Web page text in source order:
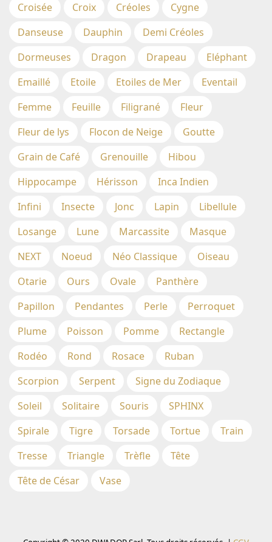
Croisée
Croix Créoles
Cygne
Danseuse
Dauphin
Demi Créoles
Dormeuses
Dragon Drapeau
Eléphant
Emaillé
Etoile Etoiles de Mer
Eventail
Femme
Feuille Filigrané
Fleur
Fleur de lys
Flocon de Neige
Goutte
Grain de Café
Grenouille
Hibou
Hippocampe
Hérisson
Inca Indien
Infini
Insecte Jonc Lapin
Libellule
Losange
Lune Marcassite
Masque
NEXT
Noeud Néo Classique
Oiseau
Otarie
Ours Ovale
Panthère
Papillon
Pendantes Perle
Perroquet
Plume
Poisson Pomme
Rectangle
Rodéo
Rond Rosace
Ruban
Scorpion
Serpent
Signe du Zodiaque
Soleil
Solitaire Souris
SPHINX
Spirale
Tigre Torsade Tortue
Train
Tresse
Triangle Trèfle
Tête
Tête de César
Vase